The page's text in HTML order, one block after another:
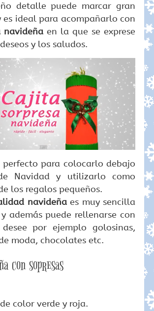
detalle puede marcar gran
es ideal para acompañarlo con
navideña en la que se exprese
y los saludos.
perfecto para colocarlo debajo
Navidad y utilizarlo como
los regalos pequeños.
navideñaes muy sencilla
además puede rellenarse con
por ejemplo golosinas,
moda, chocolates etc.
con sopresas
color verde y roja.